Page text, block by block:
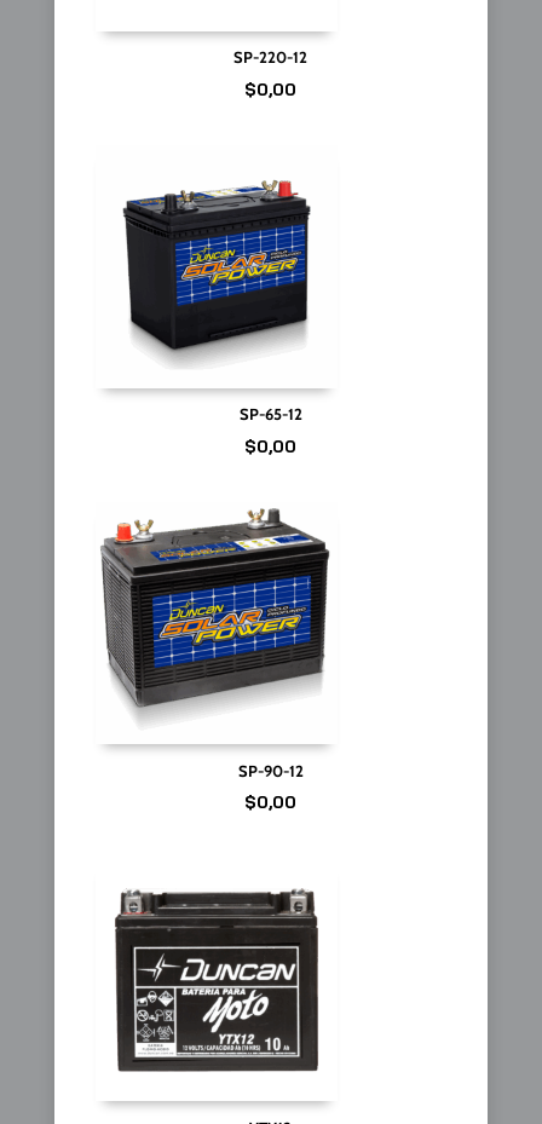
SP-220-12
$0,00
SP-65-12
$0,00
SP-90-12
$0,00